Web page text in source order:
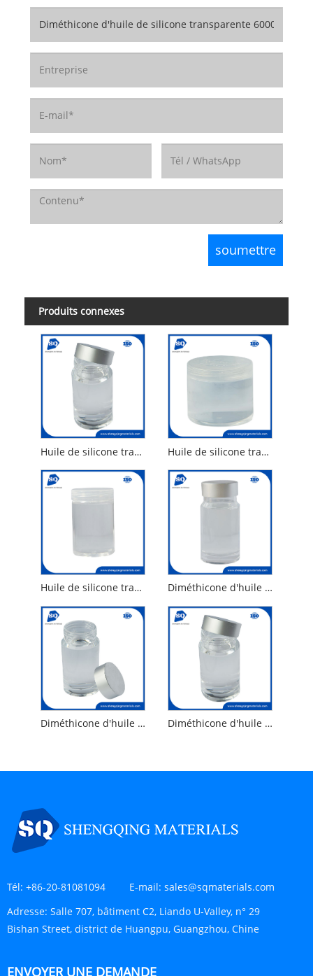
Produits connexes
Huile de silicone transparente à faible viscosité Huile de silicone transparente à viscosité moyenne
Huile de silicone transparente à forte viscosité Diméthicone d'huile de silicone 10
Diméthicone d'huile de silicone 100 Diméthicone d'huile de silicone 350
Tél: +86-20-81081094 E-mail: sales@sqmaterials.com
Adresse: Salle 707, bâtiment C2, Liando U-Valley, n° 29
Bishan Street, district de Huangpu, Guangzhou, Chine
ENVOYER UNE DEMANDE